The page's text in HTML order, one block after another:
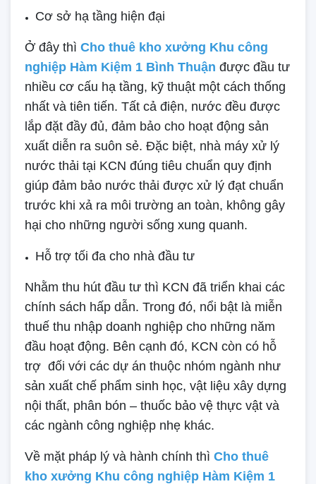
Cơ sở hạ tầng hiện đại
Ở đây thì Cho thuê kho xưởng Khu công
nghiệp Hàm Kiệm 1 Bình Thuận được đầu tư
nhiều cơ cấu hạ tầng, kỹ thuật một cách thống
nhất và tiên tiến. Tất cả điện, nước đều được
lắp đặt đầy đủ, đảm bảo cho hoạt động sản
xuất diễn ra suôn sẻ. Đặc biệt, nhà máy xử lý
nước thải tại KCN đúng tiêu chuẩn quy định
giúp đảm bảo nước thải được xử lý đạt chuẩn
trước khi xả ra môi trường an toàn, không gây
hại cho những người sống xung quanh.
Hỗ trợ tối đa cho nhà đầu tư
Nhằm thu hút đầu tư thì KCN đã triển khai các
chính sách hấp dẫn. Trong đó, nổi bật là miễn
thuế thu nhập doanh nghiệp cho những năm
đầu hoạt động. Bên cạnh đó, KCN còn có hỗ
trợ đối với các dự án thuộc nhóm ngành như
sản xuất chế phẩm sinh học, vật liệu xây dựng
nội thất, phân bón – thuốc bảo vệ thực vật và
các ngành công nghiệp nhẹ khác.
Về mặt pháp lý và hành chính thì Cho thuê
kho xưởng Khu công nghiệp Hàm Kiệm 1